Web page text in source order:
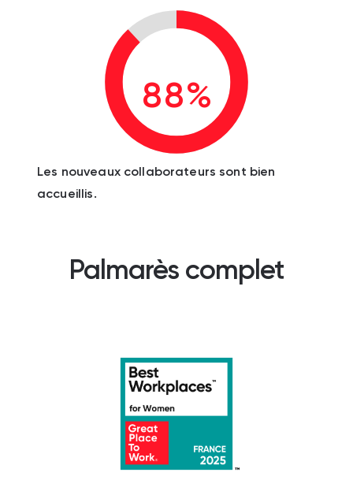
88%
Les nouveaux collaborateurs sont bien
accueillis.
Palmarès complet